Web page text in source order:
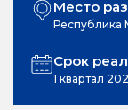
Место
Республика
Срок
1 квартал